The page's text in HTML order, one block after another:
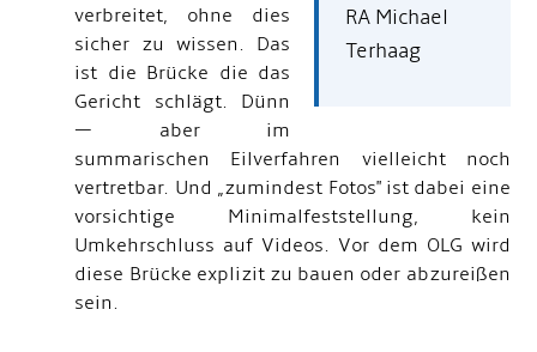
RA Michael
Terhaag
verbreitet, ohne dies
sicher zu wissen. Das
ist die Brücke die das
Gericht schlägt. Dünn
— aber im
summarischen Eilverfahren vielleicht noch
vertretbar. Und „zumindest Fotos" ist dabei eine
vorsichtige Minimalfeststellung, kein
Umkehrschluss auf Videos. Vor dem OLG wird
diese Brücke explizit zu bauen oder abzureißen
sein.